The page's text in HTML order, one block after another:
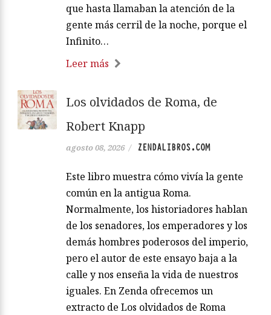
que hasta llamaban la atención de la
gente más cerril de la noche, porque el
Infinito…
Leer más
Los olvidados de Roma, de
Robert Knapp
agosto 08, 2026 / ZENDALIBROS.COM
Este libro muestra cómo vivía la gente
común en la antigua Roma.
Normalmente, los historiadores hablan
de los senadores, los emperadores y los
demás hombres poderosos del imperio,
pero el autor de este ensayo baja a la
calle y nos enseña la vida de nuestros
iguales. En Zenda ofrecemos un
extracto de Los olvidados de Roma